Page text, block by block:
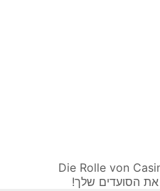
Die Rolle von
הסועדים שלך!